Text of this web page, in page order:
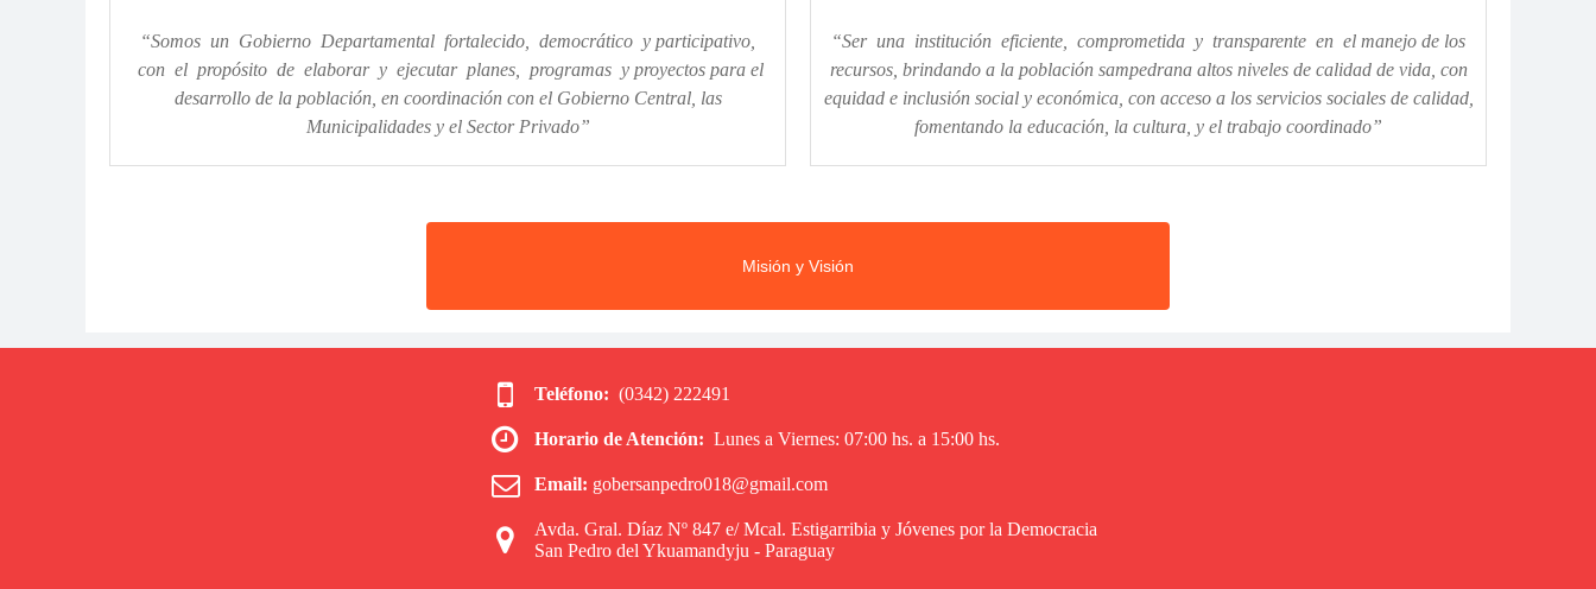
“Somos un Gobierno Departamental fortalecido, democrático y participativo,
con el propósito de elaborar y ejecutar planes, programas y proyectos para el
desarrollo de la población, en coordinación con el Gobierno Central, las
Municipalidades y el Sector Privado”
“Ser una institución eficiente, comprometida y transparente en el manejo de los
recursos, brindando a la población sampedrana altos niveles de calidad de vida, con
equidad e inclusión social y económica, con acceso a los servicios sociales de calidad,
fomentando la educación, la cultura, y el trabajo coordinado”
Misión y Visión
 Teléfono: (0342) 222491
 Horario de Atención: Lunes a Viernes: 07:00 hs. a 15:00 hs.
 Email: gobersanpedro018@gmail.com

Avda. Gral. Díaz Nº 847 e/ Mcal. Estigarribia y Jóvenes por la Democracia
San Pedro del Ykuamandyju - Paraguay